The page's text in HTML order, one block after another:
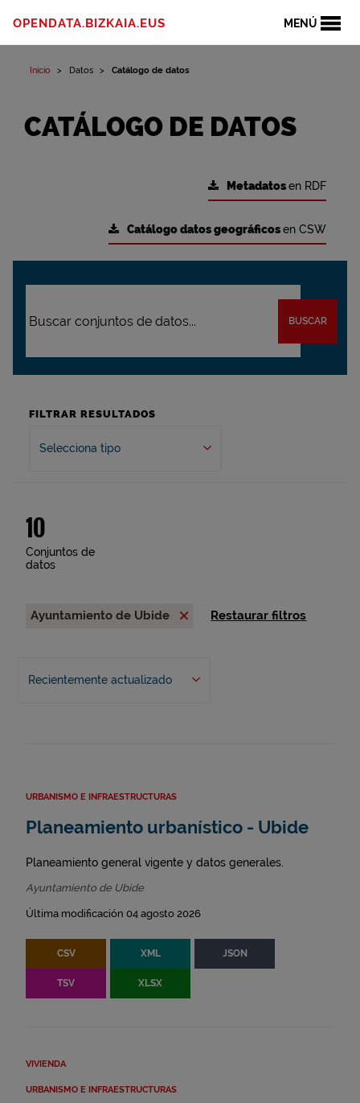
MENÚ
OPENDATA.BIZKAIA.EUS
Inicio Datos Catálogo de datos
CATÁLOGO DE DATOS
Metadatosen RDF
Catálogo datos geográficosen CSW
BUSCAR
FILTRAR RESULTADOS
Selecciona tipo
10
Conjuntos de
datos
Ayuntamiento de Ubide Restaurar filtros
Recientemente actualizado
URBANISMO E INFRAESTRUCTURAS
Planeamiento urbanístico - Ubide
Planeamiento general vigente y datos generales.
Ayuntamiento de Ubide
Última modificación 04 agosto 2026
CSV XML JSON
TSV XLSX
VIVIENDA
URBANISMO E INFRAESTRUCTURAS